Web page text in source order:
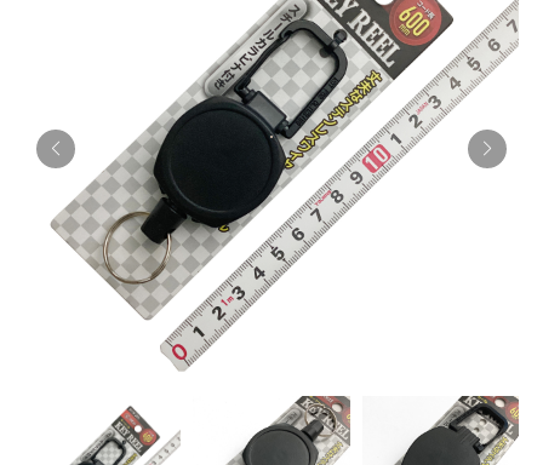
お問い合わせはこちら